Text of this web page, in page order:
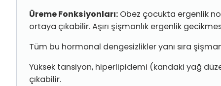
Üreme Fonksiyonları:Obez çocukta ergenlik
ortaya çıkabilir. Aşırı şişmanlık ergenlik
Tüm bu hormonal dengesizlikler yanı sıra
Yüksek tansiyon, hiperlipidemi (kandaki yağ
çıkabilir.